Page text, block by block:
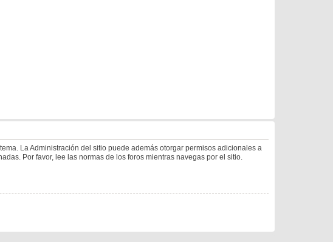
La Administración del sitio puede además otorgar permisos adicionales a
Por favor, lee las normas de los foros mientras navegas por el sitio.